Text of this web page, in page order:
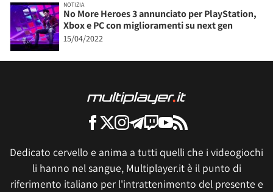
NOTIZIA
No More Heroes 3 annunciato per PlayStation,
Xbox e PC con miglioramenti su next gen
15/04/2022
Dedicato cervello e anima a tutti quelli che i videogiochi
li hanno nel sangue, Multiplayer.it è il punto di
riferimento italiano per l'intrattenimento del presente e